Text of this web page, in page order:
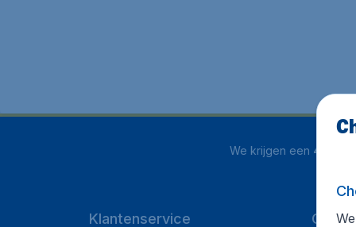
We krijgen een 4 uit 5
Klantenservice